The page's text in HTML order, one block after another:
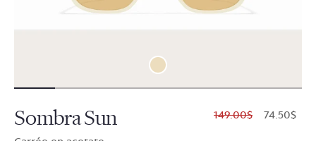
Sombra Sun $149.00 $74.50